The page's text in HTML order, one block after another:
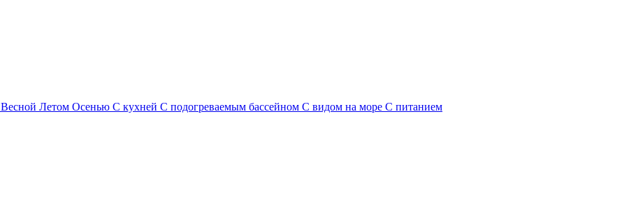
Весной Летом Осенью С кухней С подогреваемым бассейном С видом на море С питанием